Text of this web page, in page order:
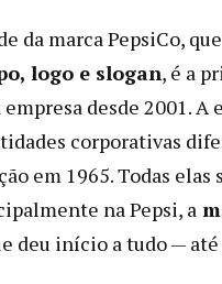
da marca PepsiCo,
logo e slogan, é a
desde 2001. A
corporativas
em 1965. Todas elas
na Pepsi, a
deu início a tudo — até